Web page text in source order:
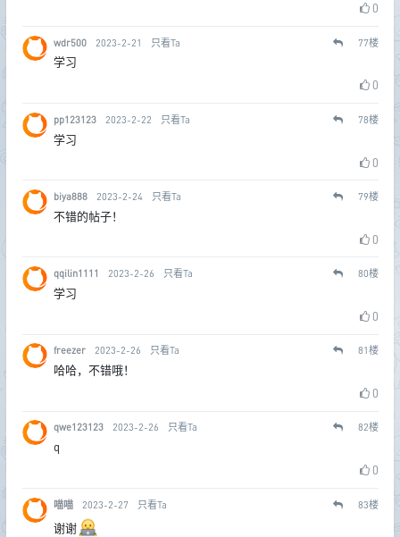
0
wdr500 2023-2-21 只看Ta 77楼
学习
0
pp123123 2023-2-22 只看Ta 78楼
学习
0
biya888 2023-2-24 只看Ta 79楼
不错的帖子！
0
qqilin1111 2023-2-26 只看Ta 80楼
学习
0
freezer 2023-2-26 只看Ta 81楼
哈哈，不错哦！
0
qwe123123 2023-2-26 只看Ta 82楼
q
0
喵喵 2023-2-27 只看Ta 83楼
谢谢